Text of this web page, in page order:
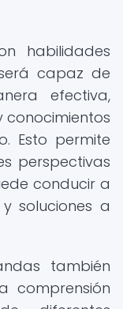
habilidades
capaz de
efectiva,
Esto permite
perspectivas
conducir a
soluciones a
también
comprensión